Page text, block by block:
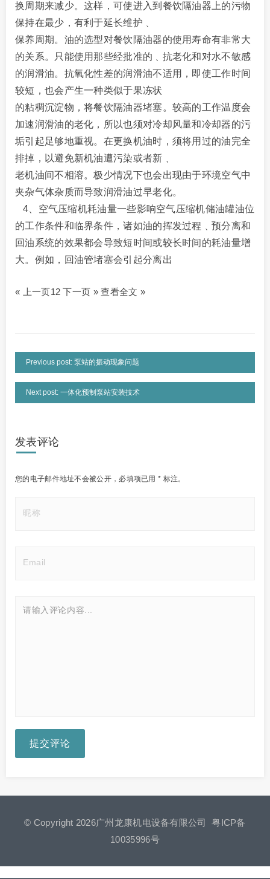
换周期来减少。这样，可使进入到餐饮隔油器上的污物
保持在最少，有利于延长维护﹑
保养周期。油的选型对餐饮隔油器的使用寿命有非常大
的关系。只能使用那些经批准的﹑抗老化和对水不敏感
的润滑油。抗氧化性差的润滑油不适用，即使工作时间
较短，也会产生一种类似于果冻状
的粘稠沉淀物，将餐饮隔油器堵塞。较高的工作温度会
加速润滑油的老化，所以也须对冷却风量和冷却器的污
垢引起足够地重视。在更换机油时，须将用过的油完全
排掉，以避免新机油遭污染或者新﹑
老机油间不相溶。极少情况下也会出现由于环境空气中
夹杂气体杂质而导致润滑油过早老化。
4、空气压缩机耗油量一些影响空气压缩机储油罐油位
的工作条件和临界条件，诸如油的挥发过程﹑预分离和
回油系统的效果都会导致短时间或较长时间的耗油量增
大。例如，回油管堵塞会引起分离出
« 上一页12 下一页 » 查看全文 »
Previous post: 泵站的振动现象问题
Next post: 一体化预制泵站安装技术
发表评论
您的电子邮件地址不会被公开， 必填项已用* 标注。
提交评论
© Copyright 2026广州龙康机电设备有限公司粤ICP备
10035996号